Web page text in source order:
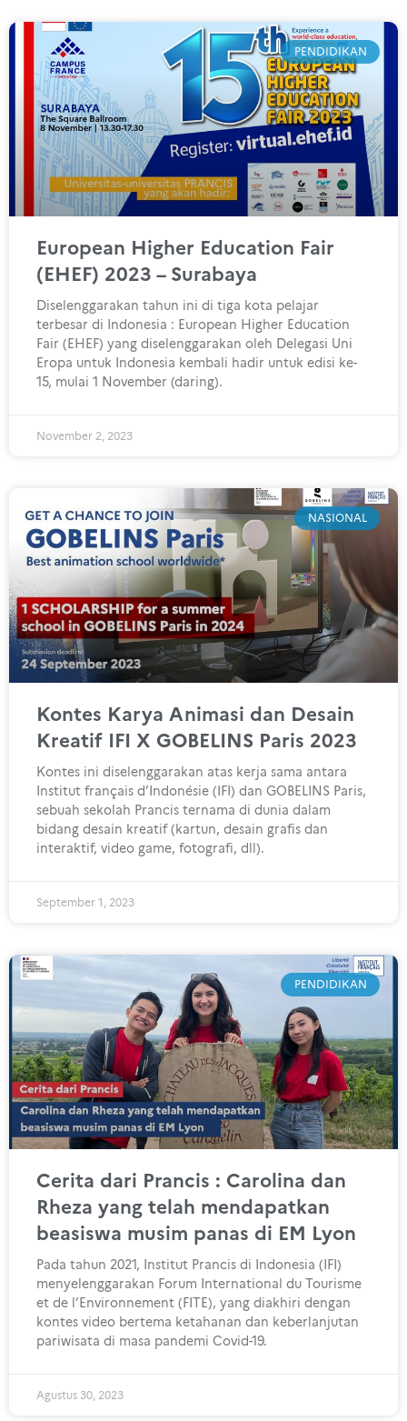
PENDIDIKAN
European Higher Education Fair
(EHEF) 2023 – Surabaya
Diselenggarakan tahun ini di tiga kota pelajar
terbesar di Indonesia : European Higher Education
Fair (EHEF) yang diselenggarakan oleh Delegasi Uni
Eropa untuk Indonesia kembali hadir untuk edisi ke-
15, mulai 1 November (daring).
November 2, 2023
NASIONAL
Kontes Karya Animasi dan Desain
Kreatif IFI X GOBELINS Paris 2023
Kontes ini diselenggarakan atas kerja sama antara
Institut français d’Indonésie (IFI) dan GOBELINS Paris,
sebuah sekolah Prancis ternama di dunia dalam
bidang desain kreatif (kartun, desain grafis dan
interaktif, video game, fotografi, dll).
September 1, 2023
PENDIDIKAN
Cerita dari Prancis : Carolina dan
Rheza yang telah mendapatkan
beasiswa musim panas di EM Lyon
Pada tahun 2021, Institut Prancis di Indonesia (IFI)
menyelenggarakan Forum International du Tourisme
et de l’Environnement (FITE), yang diakhiri dengan
kontes video bertema ketahanan dan keberlanjutan
pariwisata di masa pandemi Covid-19.
Agustus 30, 2023